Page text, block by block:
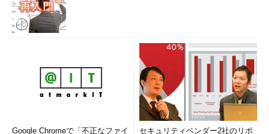
Google Chromeで「不正なファイ
セキュリティベンダー2社のリポ